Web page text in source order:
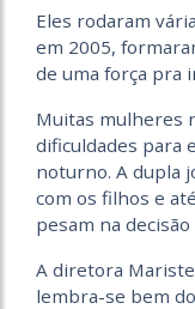
Eles rodaram
em 2005,
de uma força pra
Muitas mulheres
dificuldades para
noturno. A dupla
com os filhos e
pesam na
A diretora
lembra-se bem